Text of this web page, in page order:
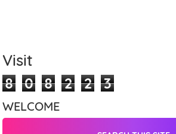
Visit
8 0 8 2 2 3
WELCOME
Total